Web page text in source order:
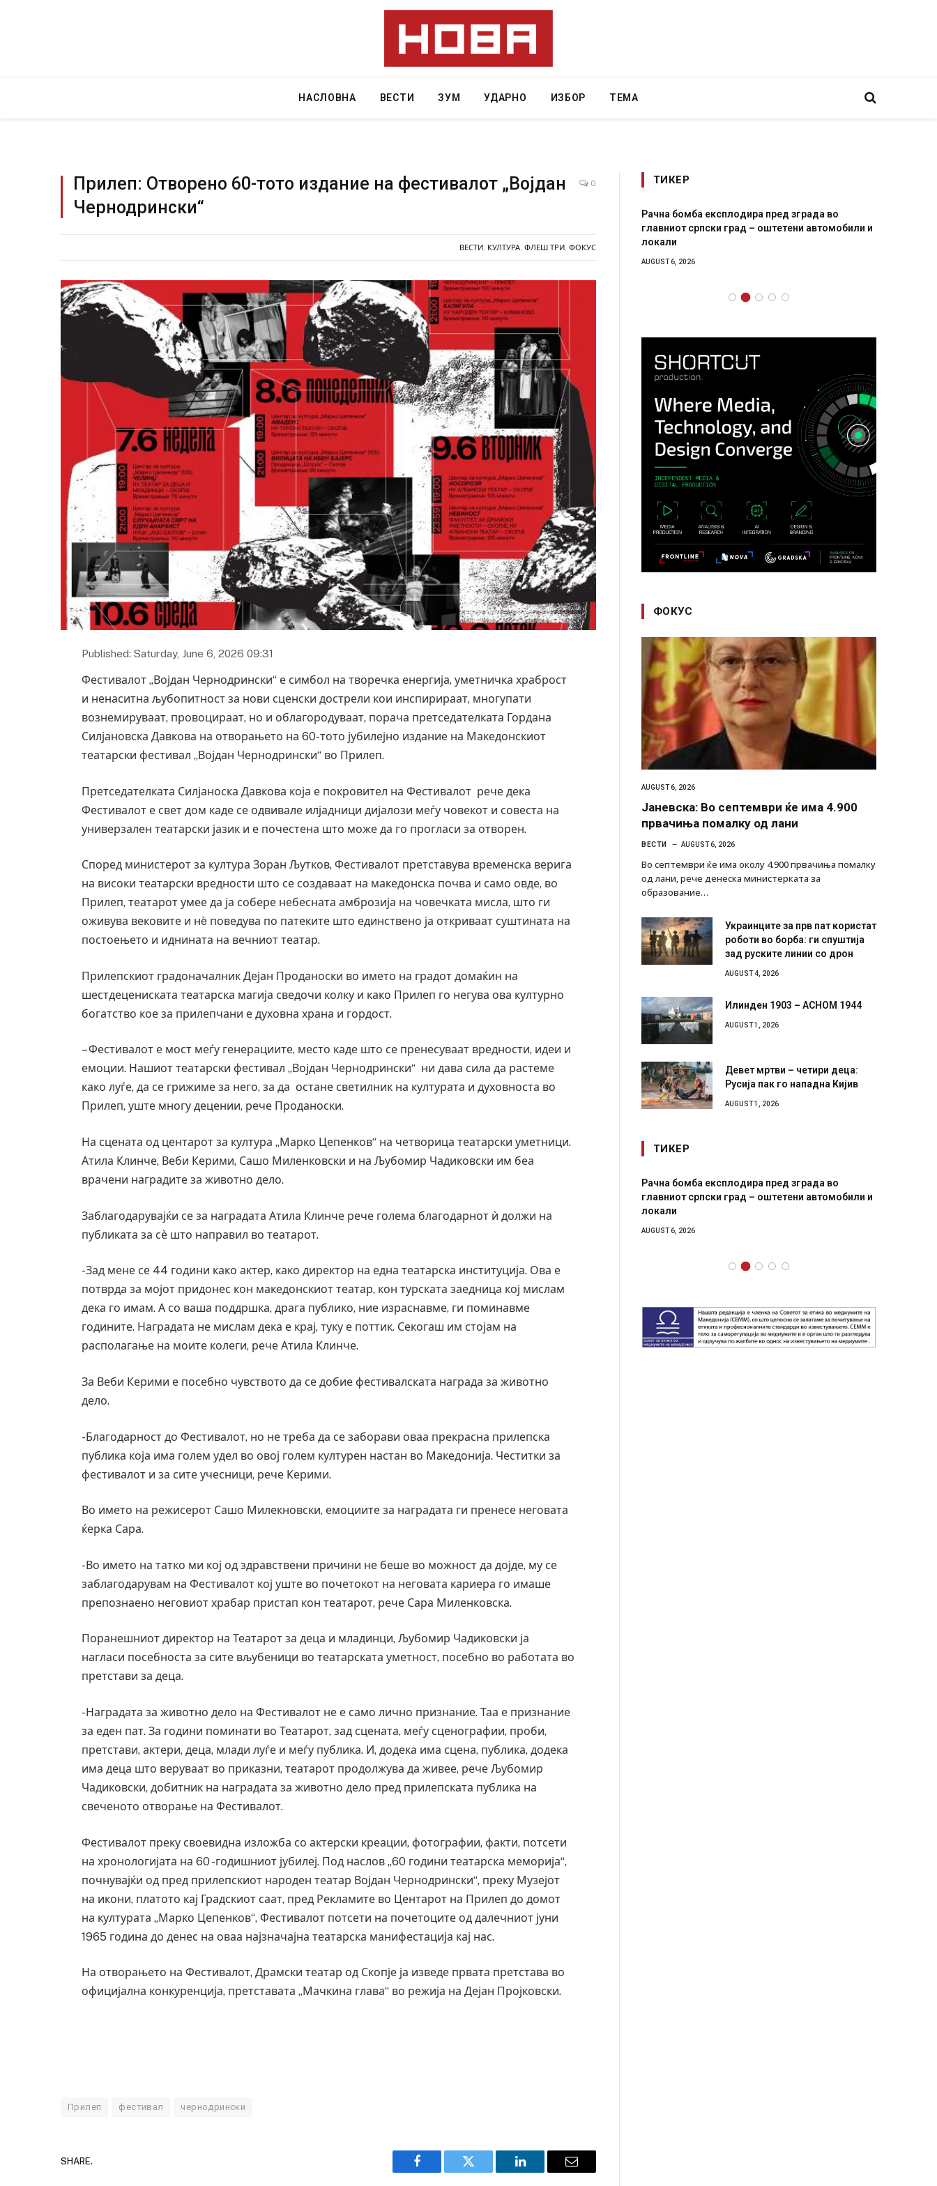
НАСЛОВНА ВЕСТИ ЗУМ УДАРНО ИЗБОР ТЕМА
Прилеп: Отворено 60-тото издание на фестивалот „Војдан
Чернодрински“
0
ВЕСТИ КУЛТУРА ФЛЕШ ТРИ ФОКУС
Published: Saturday, June 6, 2026 09:31
Фестивалот „Војдан Чернодрински“ е симбол на творечка енергија, уметничка храброст
и ненаситна љубопитност за нови сценски дострели кои инспирираат, многупати
вознемируваат, провоцираат, но и облагородуваат, порача претседателката Гордана
Силјановска Давкова на отворањето на 60-тото јубилејно издание на Македонскиот
театарски фестивал „Војдан Чернодрински“ во Прилеп.
Претседателката Силјаноска Давкова која е покровител на Фестивалот рече дека
Фестивалот е свет дом каде се одвивале илјадници дијалози меѓу човекот и совеста на
универзален театарски јазик и е почестена што може да го прогласи за отворен.
Според министерот за култура Зоран Љутков, Фестивалот претставува временска верига
на високи театарски вредности што се создаваат на македонска почва и само овде, во
Прилеп, театарот умее да ја собере небесната амброзија на човечката мисла, што ги
оживува вековите и нè поведува по патеките што единствено ја откриваат суштината на
постоењето и иднината на вечниот театар.
Прилепскиот градоначалник Дејан Проданоски во името на градот домаќин на
шестдецениската театарска магија сведочи колку и како Прилеп го негува ова културно
богатство кое за прилепчани е духовна храна и гордост.
– Фестивалот е мост меѓу генерациите, место каде што се пренесуваат вредности, идеи и
емоции. Нашиот театарски фестивал „Војдан Чернодрински“ ни дава сила да растеме
како луѓе, да се грижиме за него, за да остане светилник на културата и духовноста во
Прилеп, уште многу децении, рече Проданоски.
На сцената од центарот за култура „Марко Цепенков“ на четворица театарски уметници.
Атила Клинче, Веби Керими, Сашо Миленковски и на Љубомир Чадиковски им беа
врачени наградите за животно дело.
Заблагодарувајќи се за наградата Атила Клинче рече голема благодарнот ѝ должи на
публиката за сѐ што направил во театарот.
-Зад мене се 44 години како актер, како директор на една театарска институција. Ова е
потврда за мојот придонес кон македонскиот театар, кон турската заедница кој мислам
дека го имам. А со ваша поддршка, драга публико, ние израснавме, ги поминавме
годините. Наградата не мислам дека е крај, туку е поттик. Секогаш им стојам на
располагање на моите колеги, рече Атила Клинче.
За Веби Керими е посебно чувството да се добие фестивалската награда за животно
дело.
-Благодарност до Фестивалот, но не треба да се заборави оваа прекрасна прилепска
публика која има голем удел во овој голем културен настан во Македонија. Честитки за
фестивалот и за сите учесници, рече Керими.
Во името на режисерот Сашо Милекновски, емоциите за наградата ги пренесе неговата
ќерка Сара.
-Во името на татко ми кој од здравствени причини не беше во можност да дојде, му се
заблагодарувам на Фестивалот кој уште во почетокот на неговата кариера го имаше
препознаено неговиот храбар пристап кон театарот, рече Сара Миленковска.
Поранешниот директор на Театарот за деца и младинци, Љубомир Чадиковски ја
нагласи посебноста за сите вљубеници во театарската уметност, посебно во работата во
претстави за деца.
-Наградата за животно дело на Фестивалот не е само лично признание. Таа е признание
за еден пат. За години поминати во Театарот, зад сцената, меѓу сценографии, проби,
претстави, актери, деца, млади луѓе и меѓу публика. И, додека има сцена, публика, додека
има деца што веруваат во приказни, театарот продолжува да живее, рече Љубомир
Чадиковски, добитник на наградата за животно дело пред прилепската публика на
свеченото отворање на Фестивалот.
Фестивалот преку своевидна изложба со актерски креации, фотографии, факти, потсети
на хронологијата на 60 -годишниот јубилеј. Под наслов „60 години театарска меморија“,
почнувајќи од пред прилепскиот народен театар Војдан Чернодрински“, преку Музејот
на икони, платото кај Градскиот саат, пред Рекламите во Центарот на Прилеп до домот
на културата „Марко Цепенков“, Фестивалот потсети на почетоците од далечниот јуни
1965 година до денес на оваа најзначајна театарска манифестација кај нас.
На отворањето на Фестивалот, Драмски театар од Скопје ја изведе првата претстава во
официјална конкуренција, претставата „Мачкина глава“ во режија на Дејан Пројковски.
Прилеп фестивал чернодрински
SHARE.
Facebook Twitter LinkedIn Email
ТИКЕР
Детали за експлозијата во главниот град на
Рачна бомба експлодира пред зграда во
главниот српски град – оштетени автомобили и
локали
AUGUST 6, 2026
ФОКУС
AUGUST 6, 2026
Јаневска: Во септември ќе има 4.900
првачиња помалку од лани
ВЕСТИ AUGUST 6, 2026
Во септември ќе има околу 4.900 првачиња помалку
од лани, рече денеска министерката за
образование…
Украинците за прв пат користат
роботи во борба: ги спуштија
зад руските линии со дрон
AUGUST 4, 2026
Илинден 1903 – АСНОМ 1944
AUGUST 1, 2026
Девет мртви – четири деца:
Русија пак го нападна Кијив
AUGUST 1, 2026
ТИКЕР
Детали за експлозијата во главниот град на
биде убиен?
AUGUST 2, 2026
AUGUST 7, 2026
Рачна бомба експлодира пред зграда во
главниот српски град – оштетени автомобили и
локали
AUGUST 6, 2026